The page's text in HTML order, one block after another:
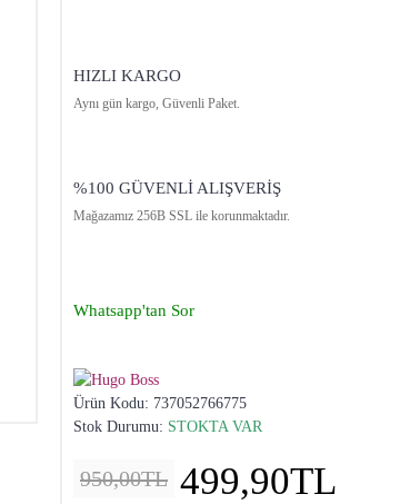
HIZLI KARGO
Aynı gün kargo, Güvenli Paket.
%100 GÜVENLİ ALIŞVERİŞ
Mağazamız 256B SSL ile korunmaktadır.
Whatsapp'tan Sor
Ürün Kodu: 737052766775
Stok Durumu: STOKTA VAR
950,00TL 499,90TL